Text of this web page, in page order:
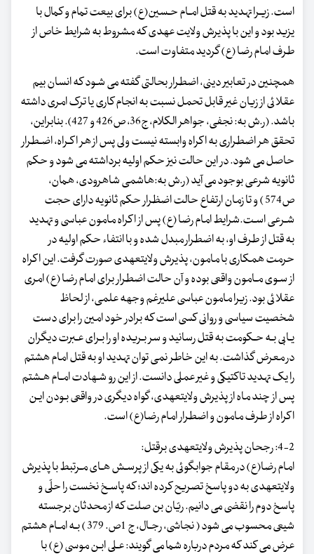
است. زیـرا تهدید به قتل امـام حـسین(ع) برای بیعت تمام و کمال با
یزید بود و این با پذیرش ولایت عهدی که مشروط به شرایط خاص از
طرف امام رضا (ع) گردید متفاوت است.
همچنین در تعابیر دینی، اضطرار بحالتی گفته می شـود که انسان بیم
عقلائی از زیان غیر قابل تحمل نسبت به انجام کاری یا ترک امری داشته
باشد. (ر.ش به: نجفی، جواهر الکلام، ج36، ص426 و 427). بنابراین،
تحقق هر اضطراری به اکراه وابسته نیست ولی پس از هر اکـراه، اضـطرار
حاصل می شود. در این حالت نیز حکم اولیه برداشته می شود و حکم
ثانویه شرعی بوجود می آید (ر.ش به:هاشمی شاهرودی، همان،
ص574 ) و تا زمان ارتفاع حالت اضظرار حکم ثانویه دارای حجت
شـرعی اسـت.شرایط امام رضا (ع) پس از اکراه مامون عباسی و تهدید
به قتل از طرف او، به اضطرار مبدل شده و با انتفاء حکم اولیه در
حرمت همکاری با مامون، پذیرش ولایت‏عهدی صورت گرفت. این اکراه
از سـوی مـامون واقعی بوده و آن حالت اضطرار برای امام رضا (ع) امری
عقلائی بود. زیرا مامون عباسی علیرغم وجهه علمی، از لحاظ
شخصیت سیاسی و روانی کسی است که برادر خود امین را برای دست
یـابی بـه حـکومت به قتل رسانید و سر بـریده او را بـرای عـبرت دیگران
در معرض گذاشت. به این خاطر نمی توان تهدید او به قتل امام هشتم
را یک تهدید تاکتیکی و غیر عملی دانست. از این رو شـهادت امـام هـشتم
پس از چند ماه از پذیرش ولایت‏عهدی، گواه دیگری در واقعی بـودن ایـن
اکراه از طرف مامون و اضطرار امام رضا(ع) است.
4-2: رجحان پذیرش ولایت‏عهدی برقتل:
امام رضا(ع) در مقام جواب‏گوئی به یکی از پرسـش هـای مـرتبط با پذیرش
ولایت‏عهدی به دو پاسخ تصریح کرده اند؛ که پاسـخ نخست را حلّی و
پاسخ دوم را نقضی می دانیم. ریّان بن صلت که از محدثان برجسته
شیعی محسوب می شود ( نجاشی، رجـال، ج 1ص. 379 ) بـه امـام هشتم
عرض می کند که مردم درباره شما می گویند: عـلی ابـن موسی (ع) با